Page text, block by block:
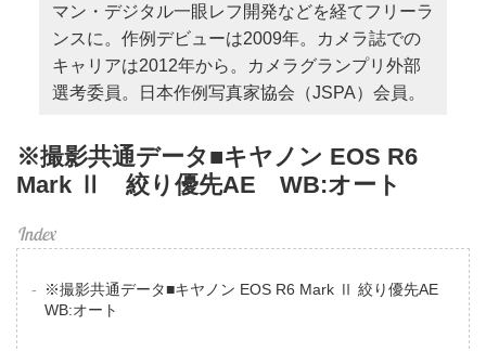
マン・デジタル一眼レフ開発などを経てフリーラ
ンスに。作例デビューは2009年。カメラ誌での
キャリアは2012年から。カメラグランプリ外部
選考委員。日本作例写真家協会（JSPA）会員。
※撮影共通データ■キヤノン EOS R6
Mark Ⅱ 絞り優先AE WB:オート
※撮影共通データ■キヤノン EOS R6 Mark Ⅱ 絞り優先AE
WB:オート